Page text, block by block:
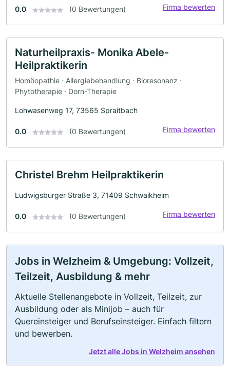
0.0 (0 Bewertungen) Firma bewerten
Naturheilpraxis- Monika Abele-
Heilpraktikerin
Homöopathie · Allergiebehandlung · Bioresonanz ·
Phytotherapie · Dorn-Therapie
Lohwasenweg 17, 73565 Spraitbach
0.0 (0 Bewertungen) Firma bewerten
Christel Brehm Heilpraktikerin
Ludwigsburger Straße 3, 71409 Schwaikheim
0.0 (0 Bewertungen) Firma bewerten
Jobs in Welzheim & Umgebung: Vollzeit,
Teilzeit, Ausbildung & mehr
Aktuelle Stellenangebote in Vollzeit, Teilzeit, zur
Ausbildung oder als Minijob – auch für
Quereinsteiger und Berufseinsteiger. Einfach filtern
und bewerben.
Jetzt alle Jobs in Welzheim ansehen